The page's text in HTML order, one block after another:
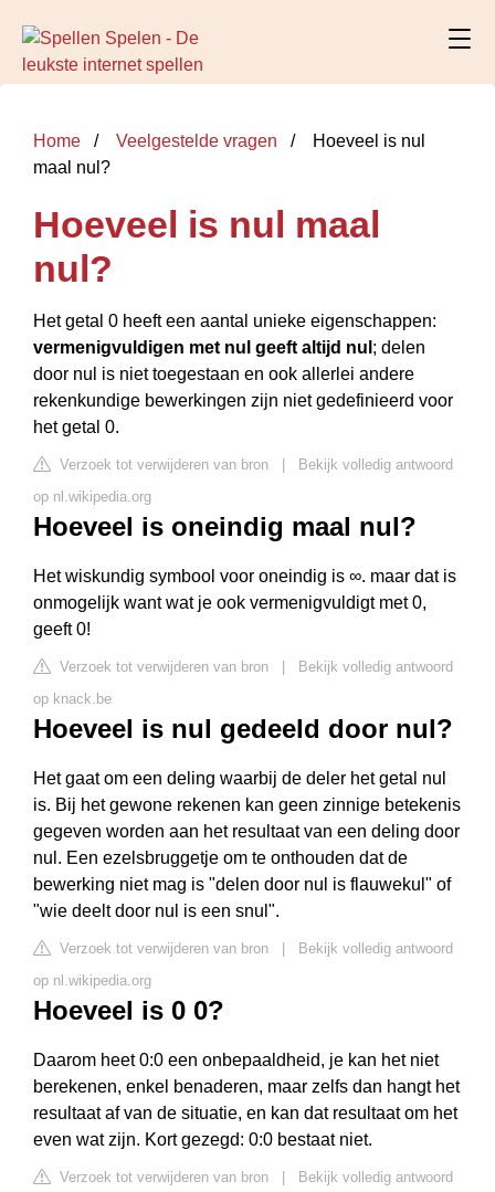
Home Veelgestelde vragen
Hoeveel is nul
maal nul?
Hoeveel is nul maal
nul?
Het getal 0 heeft een aantal unieke eigenschappen:
vermenigvuldigen met nul geeft altijd nul ; delen
door nul is niet toegestaan en ook allerlei andere
rekenkundige bewerkingen zijn niet gedefinieerd voor
het getal 0.
Verzoek tot verwijderen van bron
Bekijk volledig antwoord
op nl.wikipedia.org
Hoeveel is oneindig maal nul?
Het wiskundig symbool voor oneindig is ∞. maar dat is
onmogelijk want wat je ook vermenigvuldigt met 0,
geeft 0!
Verzoek tot verwijderen van bron
Bekijk volledig antwoord
op knack.be
Hoeveel is nul gedeeld door nul?
Het gaat om een deling waarbij de deler het getal nul
is. Bij het gewone rekenen kan geen zinnige betekenis
gegeven worden aan het resultaat van een deling door
nul. Een ezelsbruggetje om te onthouden dat de
bewerking niet mag is "delen door nul is flauwekul" of
"wie deelt door nul is een snul".
Verzoek tot verwijderen van bron
Bekijk volledig antwoord
op nl.wikipedia.org
Hoeveel is 0 0?
Daarom heet 0:0 een onbepaaldheid, je kan het niet
berekenen, enkel benaderen, maar zelfs dan hangt het
resultaat af van de situatie, en kan dat resultaat om het
even wat zijn. Kort gezegd: 0:0 bestaat niet.
Verzoek tot verwijderen van bron
Bekijk volledig antwoord